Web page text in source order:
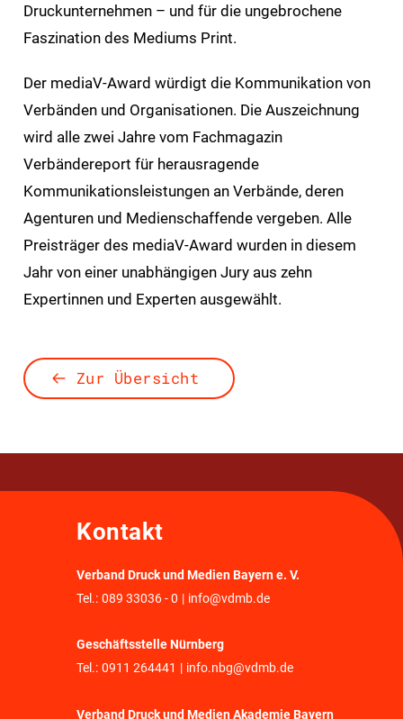
Druckunternehmen – und für die ungebrochene
Faszination des Mediums Print.
Der mediaV-Award würdigt die Kommunikation von
Verbänden und Organisationen. Die Auszeichnung
wird alle zwei Jahre vom Fachmagazin
Verbändereport für herausragende
Kommunikationsleistungen an Verbände, deren
Agenturen und Medienschaffende vergeben. Alle
Preisträger des mediaV-Award wurden in diesem
Jahr von einer unabhängigen Jury aus zehn
Expertinnen und Experten ausgewählt.
Zur Übersicht
Kontakt
Verband Druck und Medien Bayern e. V.
Tel.: 089 33036 - 0 | info@vdmb.de
Geschäftsstelle Nürnberg
Tel.: 0911 264441 | info.nbg@vdmb.de
Verband Druck und Medien Akademie Bayern